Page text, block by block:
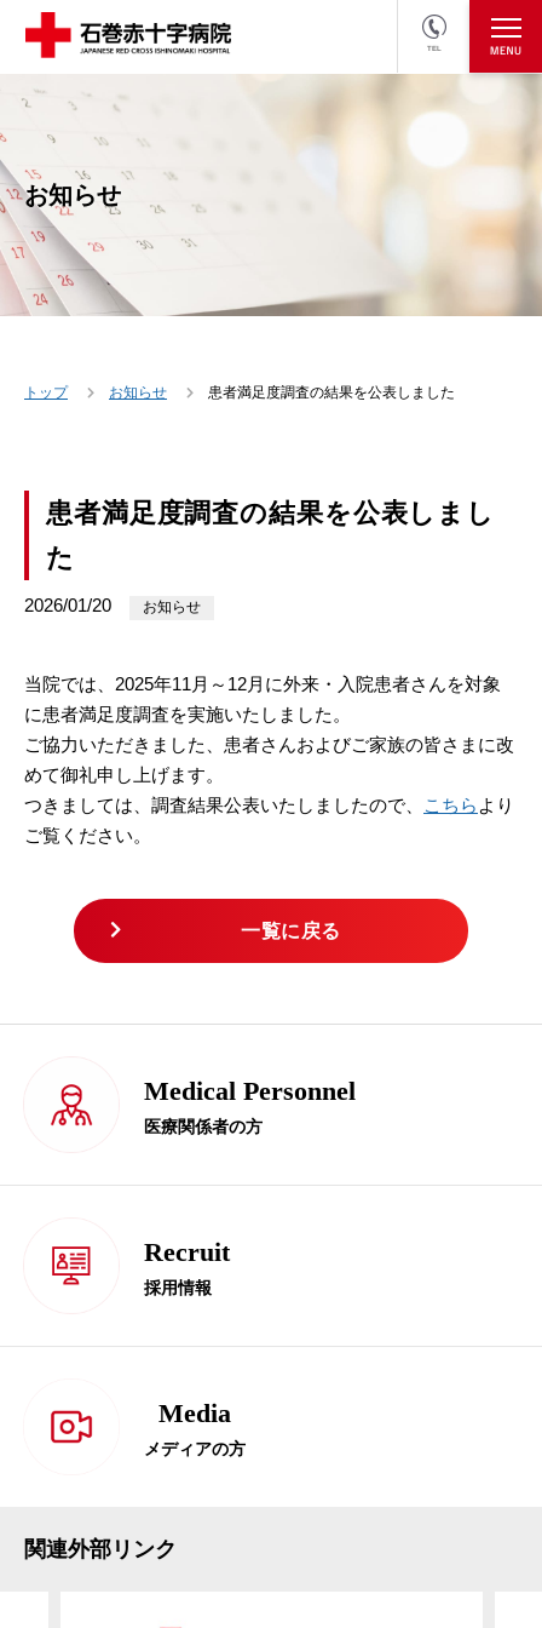
TEL
医療関係者の方
お知らせ
トップ お知らせ 患者満足度調査の結果を公表しました
患者満足度調査の結果を公表しまし
た
2026/01/20 お知らせ
当院では、2025年11月～12月 に外来・入院患者さんを対象
に患者満足度調査を実施いたしました。
ご協力いただきました、患者さんおよびご家族の皆さまに改
めて御礼申し上げます。
つきましては、調査結果公表いたしましたので、
こちら より
ご覧ください。
一覧に戻る
Medical Personnel
医療関係者の方
Recruit
採用情報
Media
メディアの方
関連外部リンク